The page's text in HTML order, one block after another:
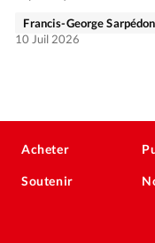
Francis-George Sarpédon
10 Juil 2026
Acheter
Soutenir